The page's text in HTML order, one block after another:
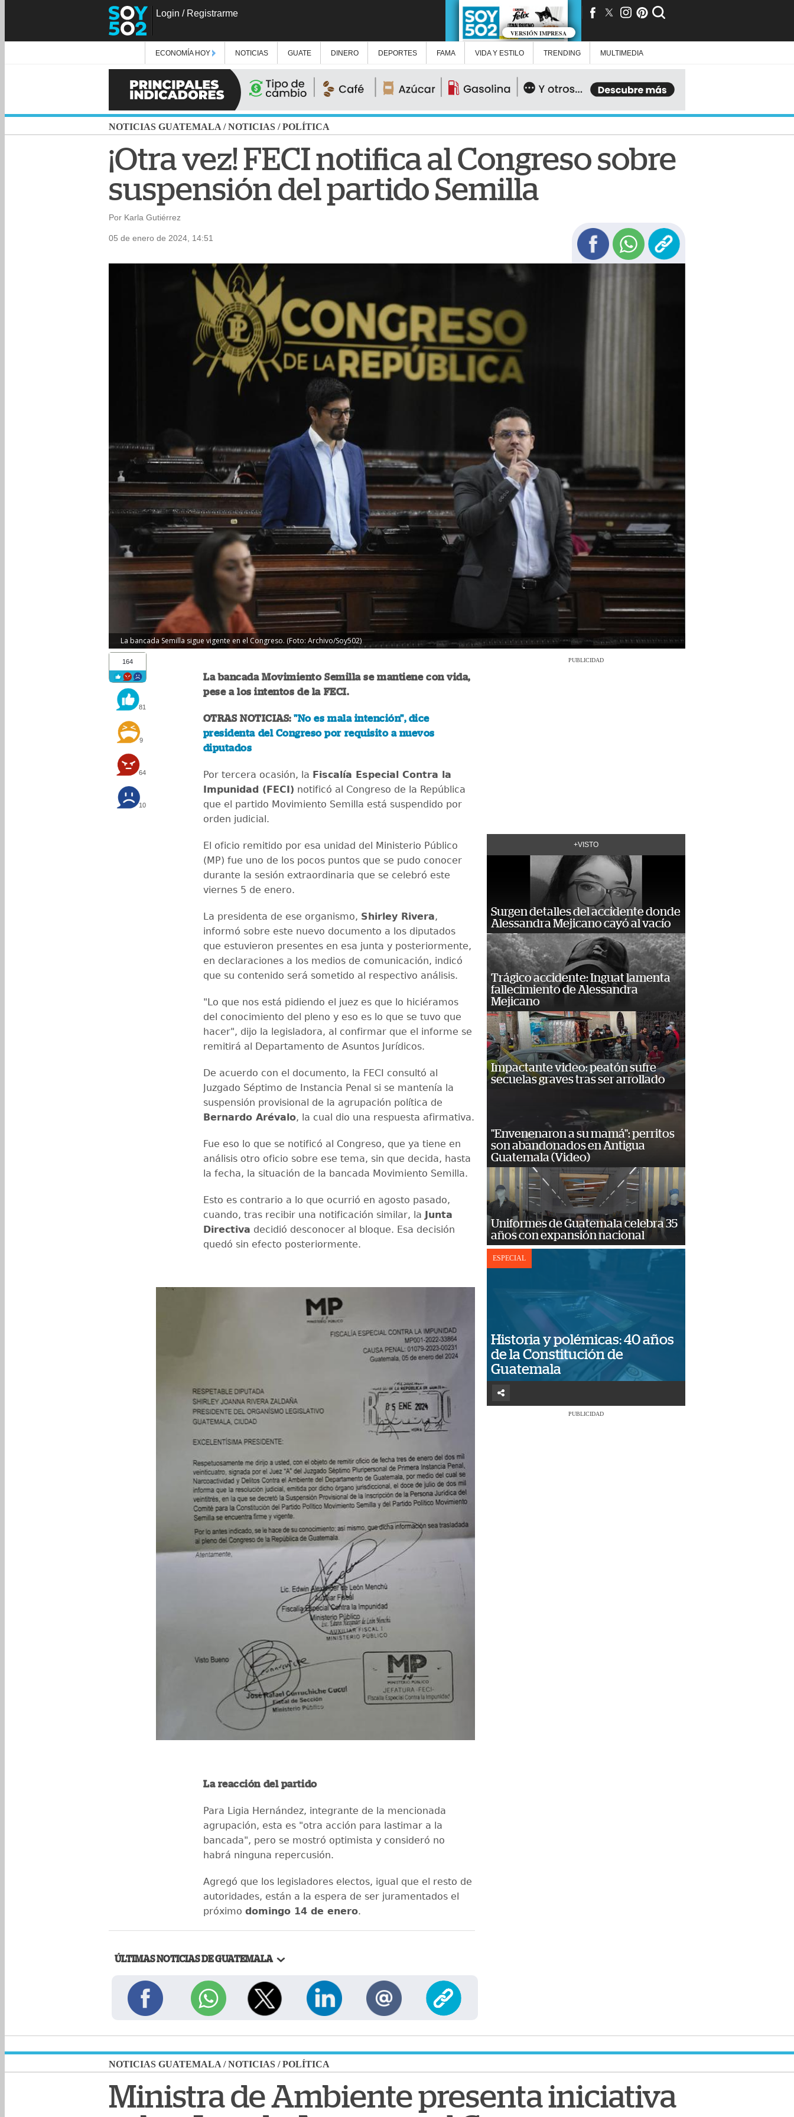
Login / Registrarme
VERSIÓN IMPRESA
ECONOMÍA HOY NOTICIAS GUATE DINERO DEPORTES FAMA VIDA Y ESTILO TRENDING MULTIMEDIA
NOTICIAS GUATEMALA /NOTICIAS /POLÍTICA
¡Otra vez! FECI notifica al Congreso sobre
suspensión del partido Semilla
Por Karla Gutiérrez
05 de enero de 2024, 14:51
La bancada Semilla sigue vigente en el Congreso. (Foto: Archivo/Soy502)
164
81
9
64
10
La bancada Movimiento Semilla se mantiene con vida,
pese a los intentos de la FECI.
OTRAS NOTICIAS:"No es mala intención", dice
presidenta del Congreso por requisito a nuevos
diputados
Por tercera ocasión, la Fiscalía Especial Contra la
Impunidad (FECI) notificó al Congreso de la República
que el partido Movimiento Semilla está suspendido por
orden judicial.
El oficio remitido por esa unidad del Ministerio Público
(MP) fue uno de los pocos puntos que se pudo conocer
durante la sesión extraordinaria que se celebró este
viernes 5 de enero.
La presidenta de ese organismo, Shirley Rivera,
informó sobre este nuevo documento a los diputados
que estuvieron presentes en esa junta y posteriormente,
en declaraciones a los medios de comunicación, indicó
que su contenido será sometido al respectivo análisis.
"Lo que nos está pidiendo el juez es que lo hiciéramos
del conocimiento del pleno y eso es lo que se tuvo que
hacer", dijo la legisladora, al confirmar que el informe se
remitirá al Departamento de Asuntos Jurídicos.
De acuerdo con el documento, la FECI consultó al
Juzgado Séptimo de Instancia Penal si se mantenía la
suspensión provisional de la agrupación política de
Bernardo Arévalo, la cual dio una respuesta afirmativa.
Fue eso lo que se notificó al Congreso, que ya tiene en
análisis otro oficio sobre ese tema, sin que decida, hasta
la fecha, la situación de la bancada Movimiento Semilla.
Esto es contrario a lo que ocurrió en agosto pasado,
cuando, tras recibir una notificación similar, la Junta
Directiva decidió desconocer al bloque. Esa decisión
quedó sin efecto posteriormente.
La reacción del partido
Para Ligia Hernández, integrante de la mencionada
agrupación, esta es "otra acción para lastimar a la
bancada", pero se mostró optimista y consideró no
habrá ninguna repercusión.
Agregó que los legisladores electos, igual que el resto de
autoridades, están a la espera de ser juramentados el
próximo domingo 14 de enero.
ÚLTIMAS NOTICIAS DE GUATEMALA
PUBLICIDAD
+VISTO
Surgen detalles del accidente donde
Alessandra Mejicano cayó al vacío
Trágico accidente: Inguat lamenta
fallecimiento de Alessandra
Mejicano
Impactante video: peatón sufre
secuelas graves tras ser arrollado
"Envenenaron a su mamá": perritos
son abandonados en Antigua
Guatemala (Video)
Uniformes de Guatemala celebra 35
años con expansión nacional
ESPECIAL
Historia y polémicas: 40 años
de la Constitución de
Guatemala
PUBLICIDAD
NOTICIAS GUATEMALA /NOTICIAS /POLÍTICA
Ministra de Ambiente presenta iniciativa